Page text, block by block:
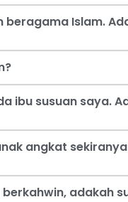
Islam.
ibu susuan saya.
angkat
adakah